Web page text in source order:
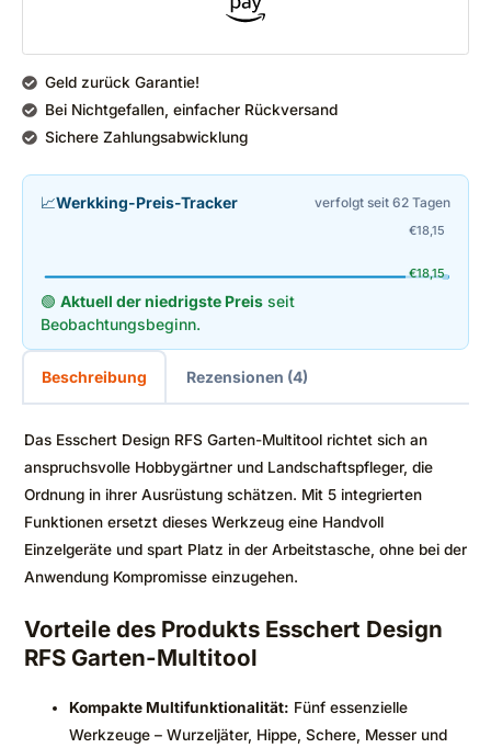
Geld zurück Garantie!
Bei Nichtgefallen, einfacher Rückversand
Sichere Zahlungsabwicklung
📈Werkking-Preis-Tracker verfolgt seit 62 Tagen
€18,15
€18,15
🟢 Aktuell der niedrigste Preis seit
Beobachtungsbeginn.
Beschreibung Rezensionen (4)
Das Esschert Design RFS Garten-Multitool richtet sich an
anspruchsvolle Hobbygärtner und Landschaftspfleger, die
Ordnung in ihrer Ausrüstung schätzen. Mit 5 integrierten
Funktionen ersetzt dieses Werkzeug eine Handvoll
Einzelgeräte und spart Platz in der Arbeitstasche, ohne bei der
Anwendung Kompromisse einzugehen.
Vorteile des Produkts Esschert Design
RFS Garten-Multitool
Kompakte Multifunktionalität: Fünf essenzielle
Werkzeuge – Wurzeljäter, Hippe, Schere, Messer und